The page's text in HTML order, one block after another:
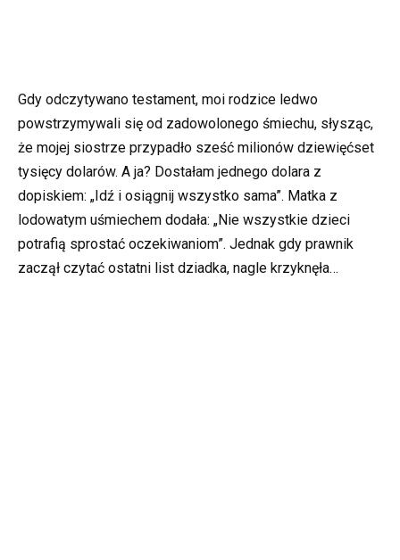
Gdy odczytywano testament, moi rodzice ledwo
powstrzymywali się od zadowolonego śmiechu, słysząc,
że mojej siostrze przypadło sześć milionów dziewięćset
tysięcy dolarów. A ja? Dostałam jednego dolara z
dopiskiem: „Idź i osiągnij wszystko sama”. Matka z
lodowatym uśmiechem dodała: „Nie wszystkie dzieci
potrafią sprostać oczekiwaniom”. Jednak gdy prawnik
zaczął czytać ostatni list dziadka, nagle krzyknęła…